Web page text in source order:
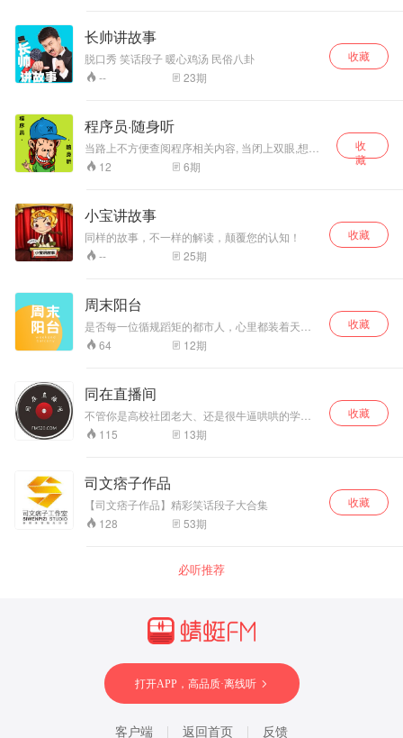
长帅讲故事
脱口秀 笑话段子 暖心鸡汤 民俗八卦
--
23期
收藏
程序员·随身听
当路上不方便查阅程序相关内容, 当闭上双眼,想听
些轻度编程话题, 请尝试一下<程序员·随身听>. 作
者为iOS程序员,以iOS为入口,希望能够窥见编程圣
等. 文稿地址：
http://www.jianshu.com/notebooks/8400644/latest
微博：http://weibo.com/liudashuaiisadreamer
12 6期
收
藏
小宝讲故事
同样的故事，不一样的解读，颠覆您的认知！
--
25期
收藏
周末阳台
是否每一位循规蹈矩的都市人，心里都装着天马
行空的人生幻想？ 《周末阳台》用温柔而有趣的
方式，帮助奔波劳碌的你进入乌托邦，带你发现
台》是一档杂谈类都市播客，由阿卷、辣辣、味
美思、Jennifer四位主播分享成长中的爆笑瞬间，
探讨漫漫人生的是非观，科普然并卵的冷知识。
和你一起聊烟火人间寻常事，展忙里偷闲开心
颜。 不慌不忙，眼里有光。
64 12期
收藏
同在直播间
不管你是高校社团老大、还是很牛逼哄哄的学生
会主席； 光鲜耀眼的才子佳人，抑或只是校内藏
龙卧虎的“扫地僧”； 食堂普通阿姨大叔、人穷志
一个“有故事”的人
115 13期
收藏
司文痞子作品
【司文痞子作品】精彩笑话段子大合集
128
53期
收藏
必听推荐
打开APP，高品质·离线听
客户端 返回首页 反馈